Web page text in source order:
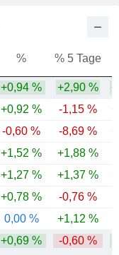
% % 5 Tage
+0,94 % +2,90 %
+0,92 % -1,15 %
-0,60 % -8,69 %
+1,52 % +1,88 %
+1,27 % +1,37 %
+0,78 % -0,76 %
0,00 % +1,12 %
+0,69 % -0,60 %